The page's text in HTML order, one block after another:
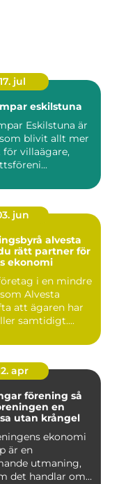
17. jul
eskilstuna
Eskilstuna är
blivit allt mer
för villaägare,
jun
alvesta
rätt partner för
ekonomi
i en mindre
Alvesta
att ägaren har
samtidigt....
apr
förening så
en
utan krångel
ekonomi
är en
utmaning,
det handlar om